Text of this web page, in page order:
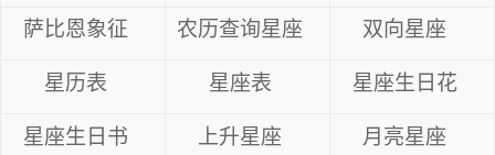
萨比恩象征 农历查询星座 双向星座
星历表 星座表 星座生日花
星座生日书 上升星座 月亮星座